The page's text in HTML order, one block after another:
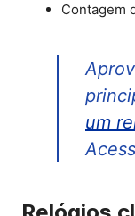
Contagem
um